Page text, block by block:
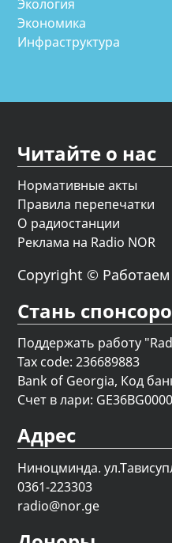
Экология
Экономика
Инфраструктура
Читайте о нас
Нормативные акты
Правила перепечатки
О радиостанции
Реклама на Radio NOR
Copyright © Работаем
Стань
Поддержать работу
Tax code: 236689883
Bank of Georgia, Код
Счет в лари:
Адрес
Ниноцминда.
0361-223303
radio@nor.ge